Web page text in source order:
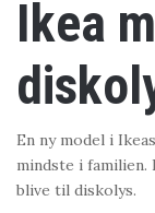
Ikea
En ny model i
mindste i familien.
blive til diskolys.